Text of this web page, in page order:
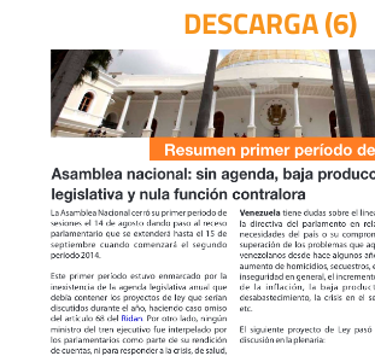
DESCARGA (6)